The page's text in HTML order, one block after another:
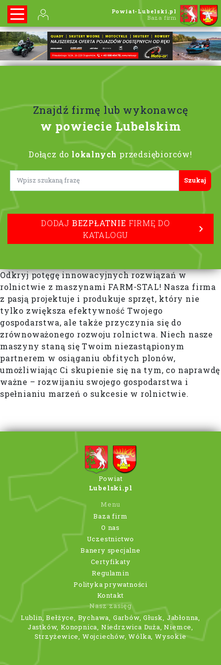
Powiat-Lubelski.pl
Baza firm
Znajdź firmę lub wykonawcę
w powiecie Lubelskim
Dołącz do lokalnych przedsiębiorców!
Lorem ipsum
DODAJ BEZPŁATNIE FIRMĘ DO
KATALOGU
Odkryj potęgę innowacyjnych rozwiązań w
rolnictwie z maszynami FARM-STAL! Nasza firma
z pasją projektuje i produkuje sprzęt, który nie
tylko zwiększa efektywność Twojego
gospodarstwa, ale także przyczynia się do
zrównoważonego rozwoju rolnictwa. Niech nasze
maszyny staną się Twoim niezastąpionym
partnerem w osiąganiu obfitych plonów,
umożliwiając Ci skupienie się na tym, co naprawdę
ważne – rozwijaniu swojego gospodarstwa i
spełnianiu marzeń o sukcesie w rolnictwie.
Powiat
Lubelski.pl
Menu
Baza firm
O nas
Uczestnictwo
Banery specjalne
Certyfikaty
Regulamin
Polityka prywatności
Kontakt
Nasz zasięg
Lublin, Bełżyce, Bychawa, Garbów, Głusk, Jabłonna,
Jastków, Konopnica, Niedrzwica Duża, Niemce,
Strzyżewice, Wojciechów, Wólka, Wysokie